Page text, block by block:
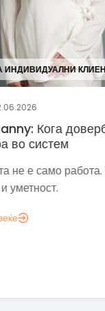
LOV
шири
Семејна